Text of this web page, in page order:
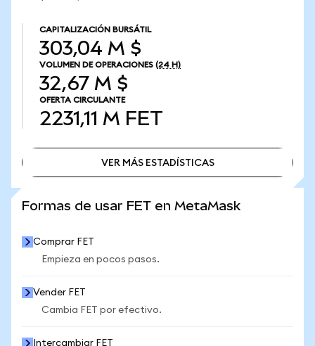
CAPITALIZACIÓN BURSÁTIL
303,04 M $
VOLUMEN DE OPERACIONES (24 H)
32,67 M $
OFERTA CIRCULANTE
2231,11 M FET
VER MÁS ESTADÍSTICAS
Formas de usar FET en MetaMask
Comprar FET
Empieza en pocos pasos.
Vender FET
Cambia FET por efectivo.
Intercambiar FET